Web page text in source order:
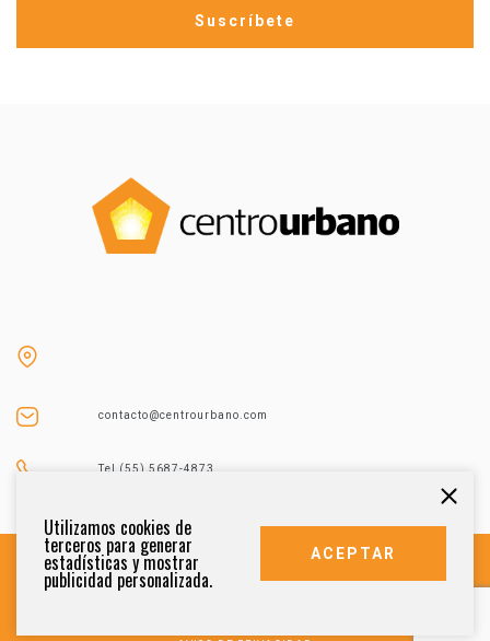
contacto@centrourbano.com
Tel (55) 5687-4873
Utilizamos cookies de
terceros para generar
estadísticas y mostrar
publicidad personalizada.
ACEPTAR